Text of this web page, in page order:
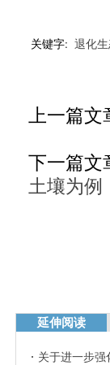
关键字: 退化
上一篇文
下一篇文
土壤为例
延伸阅读
关于进一步